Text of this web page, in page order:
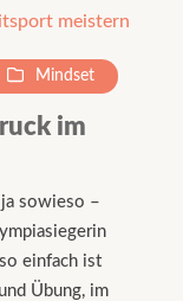
im
Mindset
sowieso –
einfach ist
Übung, im